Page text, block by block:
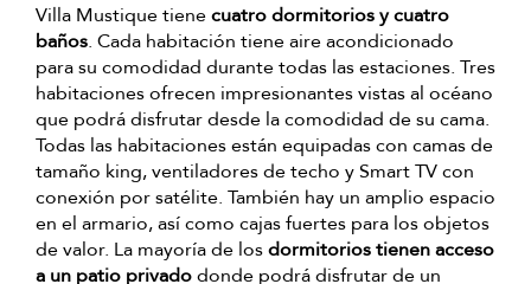
Villa Mustique tienecuatro dormitorios y cuatro
baños. Cada habitación tiene aire acondicionado
para su comodidad durante todas las estaciones. Tres
habitaciones ofrecen impresionantes vistas al océano
que podrá disfrutar desde la comodidad de su cama.
Todas las habitaciones están equipadas con camas de
tamaño king, ventiladores de techo y Smart TV con
conexión por satélite. También hay un amplio espacio
en el armario, así como cajas fuertes para los objetos
de valor. La mayoría de losdormitorios tienen acceso
a un patio privadodonde podrá disfrutar de un